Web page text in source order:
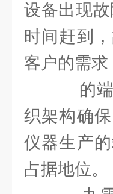
设备出现
时间赶到
客户的需
的端
织架构确
仪器生产的
占据地位。